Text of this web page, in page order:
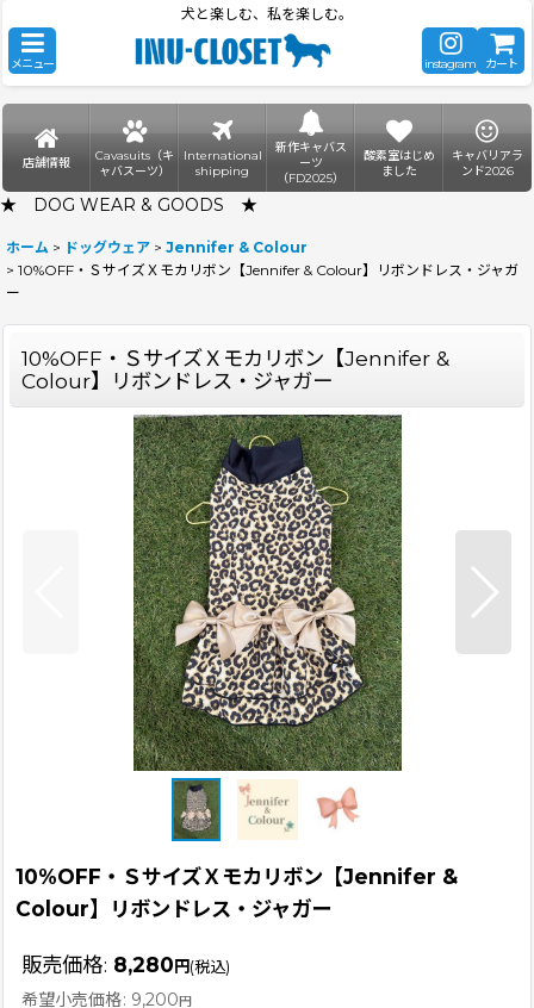
犬と楽しむ、私を楽しむ。
メニュー instagram カート
店舗情報
Cavasuits（キ
ャバスーツ）
International
shipping
新作キャバス
ーツ
（FD2025）
酸素室はじめ
ました
キャバリアラ
ンド2026
★ DOG WEAR & GOODS ★
ホーム > ドッグウェア > Jennifer & Colour
> 10%OFF・ＳサイズＸモカリボン【Jennifer & Colour】リボンドレス・ジャガ
ー
10%OFF・ＳサイズＸモカリボン【Jennifer &
Colour】リボンドレス・ジャガー
10%OFF・ＳサイズＸモカリボン【Jennifer &
Colour】リボンドレス・ジャガー
販売価格: 8,280円(税込)
希望小売価格: 9,200円